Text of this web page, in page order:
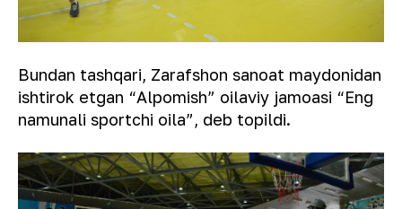
Bundan tashqari, Zarafshon sanoat maydonidan
ishtirok etgan “Alpomish” oilaviy jamoasi “Eng
namunali sportchi oila”, deb topildi.